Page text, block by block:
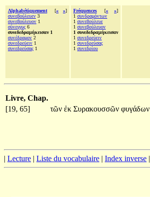
Alphabétiquement [« »]
συνεβούλευεν 3
συνεβούλευον 1
σύνεγγυς 6
συνεδεδραμήκεισαν 1
συνέδραμον 2
συνεδρεύειν 1
συνεδρεύσας 1
Fréquences [« »]
1 συνδραμόντων
1 συνεβούλευε
1 συνεβούλευον
1 συνεδεδραμήκεισαν
1 συνεδρεύειν
1 συνεδρεύσας
1 συνεδρίου
Livre, Chap.
[19, 65]
τῶν ἐκ Συρακουσσῶν φυγάδων
| Lecture | Liste du vocabulaire | Index inverse |